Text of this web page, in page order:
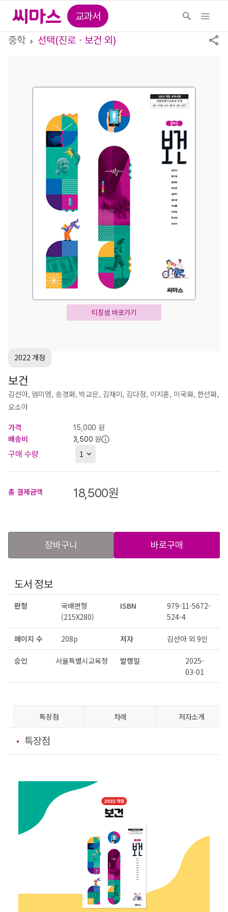
교과서
중학
선택(진로ㆍ보건 외)
티칭샘 바로가기
2022 개정
보건
김선아, 엄미영, 송경화, 박교은, 김재이, 김다정, 이지훈, 이국화, 한선화,
오소아
가격
15,000 원
배송비
3,500 원
구매 수량
총 결제금액 18,500원
장바구니 바로구매
도서 정보
판형
국배변형
(215X280)
ISBN
979-11-5672-
524-4
페이지 수 208p 저자 김선아 외 9인
승인 서울특별시교육청 발행일
2025-
03-01
특장점 차례 저자소개
특장점